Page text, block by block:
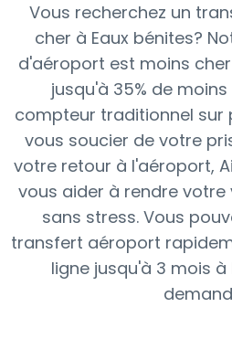
Vous recherchez un
cher à Eaux bénites?
d'aéroport est moins
jusqu'à 35% de
compteur traditionnel sur
vous soucier de votre
votre retour à l'aéroport,
vous aider à rendre
sans stress. Vous
transfert aéroport
ligne jusqu'à 3 mois